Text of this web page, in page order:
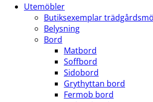
Utemöbler
Butiksexemplar
Belysning
Bord
Matbord
Soffbord
Sidobord
Grythyttan bord
Fermob bord